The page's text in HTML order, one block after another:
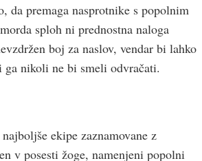
da premaga nasprotnike s popolnim
sploh ni prednostna naloga
boj za naslov, vendar bi lahko
nikoli ne bi smeli odvračati.
ekipe zaznamovane z
v posesti žoge, namenjeni popolni